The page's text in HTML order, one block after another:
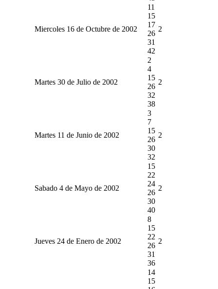
Miercoles 16 de Octubre de 2002
11
15
17
26
31
42
2
Martes 30 de Julio de 2002
2
4
15
26
32
38
2
Martes 11 de Junio de 2002
3
7
15
26
30
32
2
Sabado 4 de Mayo de 2002
15
22
24
26
30
40
2
Jueves 24 de Enero de 2002
8
15
22
26
31
36
2
14
15